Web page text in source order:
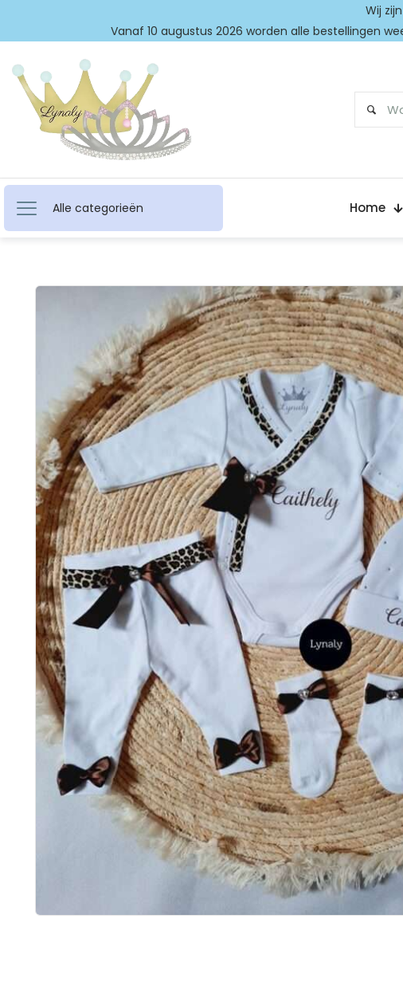
Wij
Vanaf 10 augustus 2026 worden alle bestellingen
Alle categorieën Home